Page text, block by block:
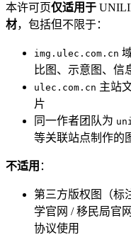
本许可页仅适用于
材，包括但不限于：
img.ulec.com.cn
比图、示意图、信
ulec.com.cn 主站
片
同一作者团队为
等关联站点制作的
不适用 ：
第三方版权图（标
学官网 / 移民局官
协议使用